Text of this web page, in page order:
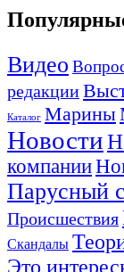
Видео
редакции
Каталог Марины
Новости
компании
Парусный
Происшествия
Скандалы
Это